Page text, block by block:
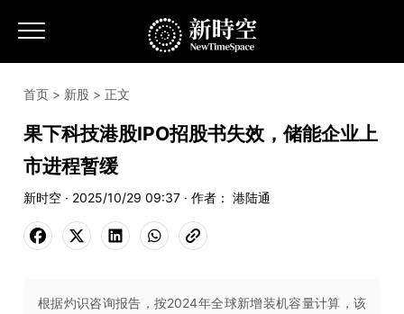
首页 > 新股 > 正文
果下科技港股IPO招股书失效，储能企业上
市进程暂缓
新时空 · 2025/10/29 09:37 · 作者： 港陆通
根据灼识咨询报告，按2024年全球新增装机容量计算，该